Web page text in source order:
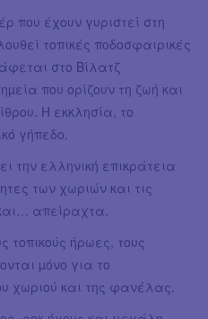
που έχουν γυριστεί στη
τοπικές ποδοσφαιρικές
στο Βίλατζ
που ορίζουν τη ζωή και
Η εκκλησία, το
γήπεδο.
την ελληνική επικράτεια
των χωριών και τις
απείραχτα.
τοπικούς ήρωες, τους
µόνο για το
χωριού και της φανέλας.